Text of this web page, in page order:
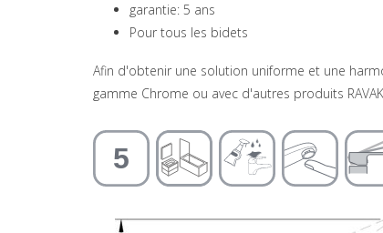
garantie: 5 ans
Pour tous les bidets
Afin d'obtenir une solution uniforme et une
gamme Chrome ou avec d'autres produits